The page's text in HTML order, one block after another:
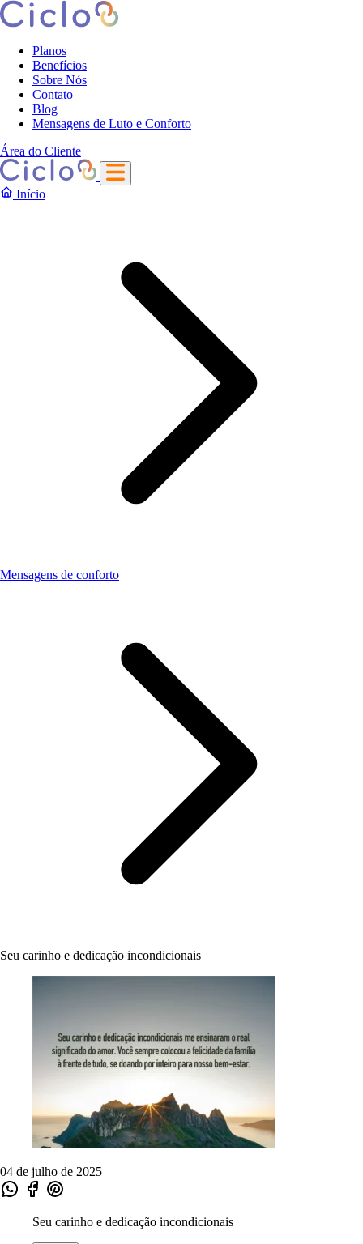
Planos
Benefícios
Sobre Nós
Contato
Blog
Mensagens de Luto e Conforto
Área do Cliente
Início
Mensagens de conforto
Seu carinho e dedicação incondicionais
04 de julho de 2025
Seu carinho e dedicação incondicionais